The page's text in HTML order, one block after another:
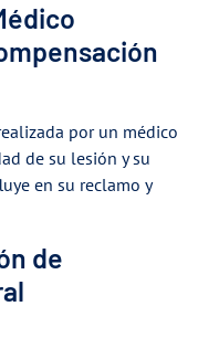
por un médico
de su lesión y su
en su reclamo y
de